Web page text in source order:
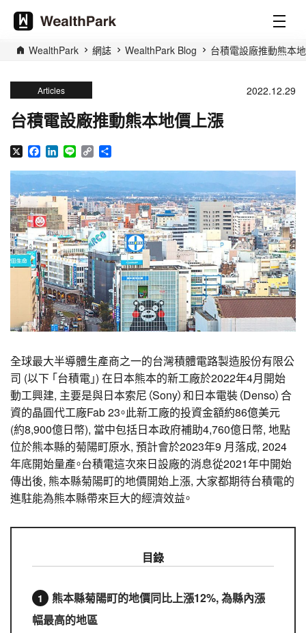
WealthPark 網誌 WealthPark Blog 台積電設廠推動熊本
Articles 2022.12.29
台積電設廠推動熊本地價上漲
X Facebook
LinkedIn
Line Copy
全球最大半導體生產商之一的台灣積體電路製造股份有限公
司 (以下 「台積電」) 在日本熊本的新工廠於2022年4月開始
動工興建, 主要是與日本索尼（Sony）和日本電裝（Denso）合
資的晶圓代工廠Fab 23。此新工廠的投資金額約86億美元
(約8,900億日幣), 當中包括日本政府補助4,760億日幣, 地點
位於熊本縣的菊陽町原水, 預計會於2023年9 月落成, 2024
年底開始量產。台積電這次來日設廠的消息從2021年中開始
傳出後, 熊本縣菊陽町的地價開始上漲, 大家都期待台積電的
進駐能為熊本縣帶來巨大的經濟效益。
目錄
熊本縣菊陽町的地價同比上漲12%, 為縣內漲
幅最高的地區